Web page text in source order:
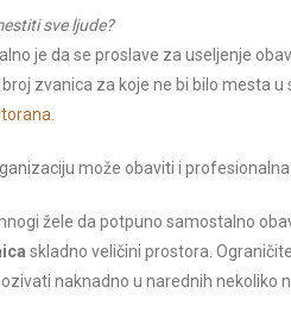
sve ljude?
je da se proslave za useljenje
zvanica za koje ne bi bilo mesta u
može obaviti i
žele da potpuno samostalno
skladno veličini prostora.
naknadno u narednih nekoliko